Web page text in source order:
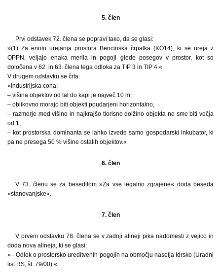
5. člen
Prvi odstavek 72. člena se popravi tako, da se glasi:
»(1) Za enoto urejanja prostora Bencinska črpalka (KO14), ki se ureja z
OPPN, veljajo enaka merila in pogoji glede posegov v prostor, kot so
določena v 62. in 63. člena tega odloka za TIP 3 in TIP 4.«
V drugem odstavku se črta:
»Industrijska cona:
– višina objektov od tal do kapi je največ 10 m,
– oblikovno morajo biti objekti poudarjeni horizontalno,
– razmerje med višino in najkrajšo tlorisno dolžino objekta ne sme biti večja
od 1,
– kot prostorska dominanta se lahko izvede samo gospodarski inkubator, ki
pa ne presega 50 % višine ostalih objektov.«
6. člen
V 73. členu se za besedilom »Za vse legalno zgrajene« doda beseda
»stanovanjske«.
7. člen
V prvem odstavku 78. člena se v zadnji alineji pika nadomesti z vejico in
doda nova alineja, ki se glasi:
»– Odlok o prostorsko ureditvenih pogojih na območju naselja Idrsko (Uradni
list RS, št. 79/00).«